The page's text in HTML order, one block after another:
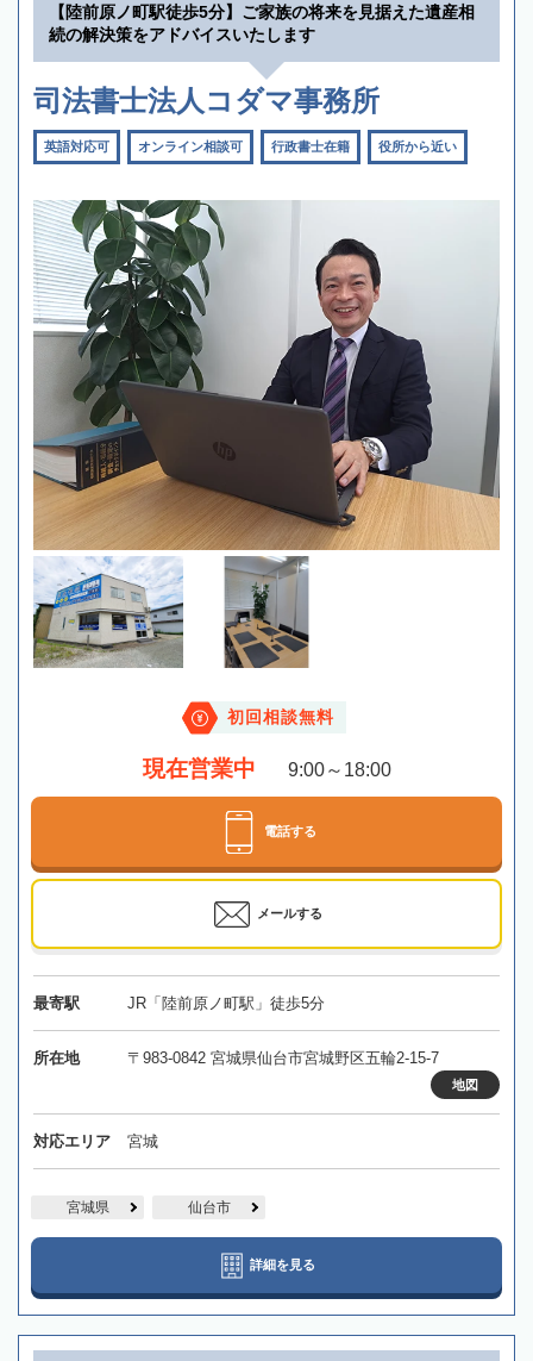
【陸前原ノ町駅徒歩5分】ご家族の将来を見据えた遺産相
続の解決策をアドバイスいたします
司法書士法人コダマ事務所
英語対応可 オンライン相談可 行政書士在籍 役所から近い
初回相談無料
現在営業中 9:00～18:00
電話する
メールする
最寄駅 JR「陸前原ノ町駅」徒歩5分
所在地 〒983-0842 宮城県仙台市宮城野区五輪2-15-7
地図
対応エリア 宮城
宮城県 仙台市
詳細を見る